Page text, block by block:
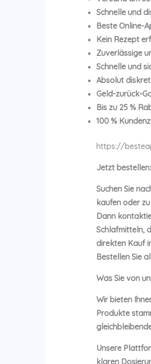
Schnelle und
Beste Online-
Kein Rezept
Zuverlässige
Schnelle und
Absolut
Geld-zurück-
Bis zu 25 %
100 %
https://
Jetzt bestellen:
Suchen Sie
kaufen oder
Dann
Schlafmitteln,
direkten Kauf
Bestellen Sie
Was Sie von
Wir bieten
Produkte
Unsere
klaren